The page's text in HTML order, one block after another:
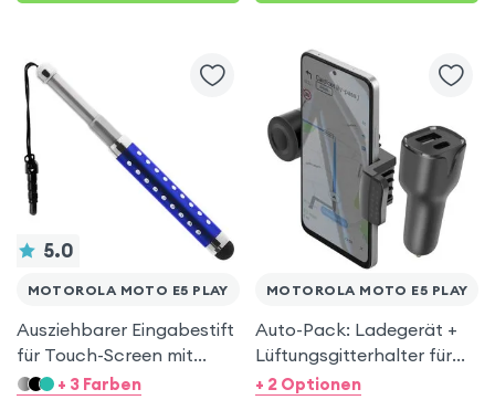
5.0
MOTOROLA MOTO E5 PLAY
Ausziehbarer Eingabestift
für Touch-Screen mit
Stöpsel – Blau für
+ 3 Farben
MOTOROLA MOTO E5 PLAY
Auto-Pack: Ladegerät +
Lüftungsgitterhalter für
Motorola Moto E5 Play
+ 2 Optionen